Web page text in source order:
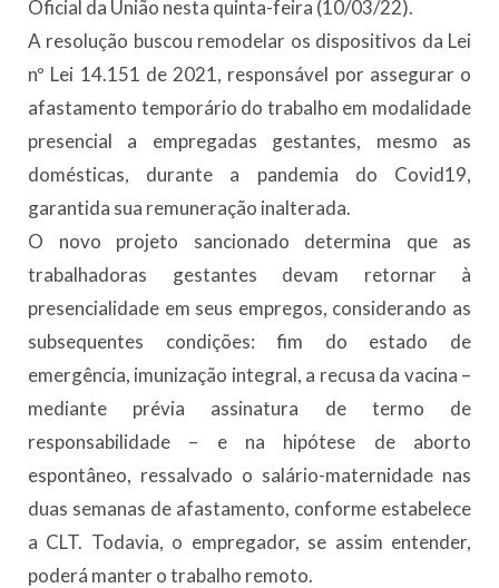
Oficial da União nesta quinta-feira (10/03/22).
A resolução buscou remodelar os dispositivos da Lei
nº Lei 14.151 de 2021, responsável por assegurar o
afastamento temporário do trabalho em modalidade
presencial a empregadas gestantes, mesmo as
domésticas, durante a pandemia do Covid19,
garantida sua remuneração inalterada.
O novo projeto sancionado determina que as
trabalhadoras gestantes devam retornar à
presencialidade em seus empregos, considerando as
subsequentes condições: fim do estado de
emergência, imunização integral, a recusa da vacina –
mediante prévia assinatura de termo de
responsabilidade – e na hipótese de aborto
espontâneo, ressalvado o salário-maternidade nas
duas semanas de afastamento, conforme estabelece
a CLT. Todavia, o empregador, se assim entender,
poderá manter o trabalho remoto.